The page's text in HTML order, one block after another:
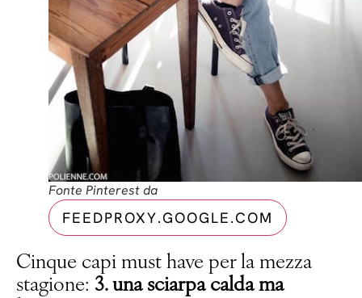
Fonte Pinterest da
FEEDPROXY.GOOGLE.COM
Cinque capi must have per la mezza
stagione: 3. una sciarpa calda ma